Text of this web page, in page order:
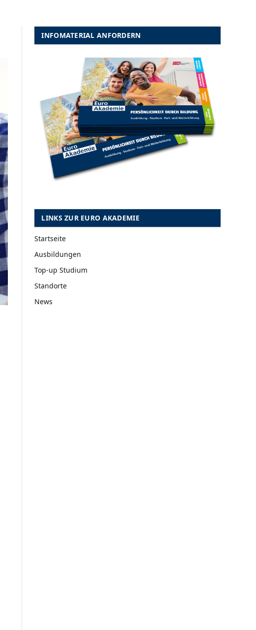
INFOMATERIAL ANFORDERN
LINKS ZUR EURO AKADEMIE
Startseite
Ausbildungen
Top-up Studium
Standorte
News